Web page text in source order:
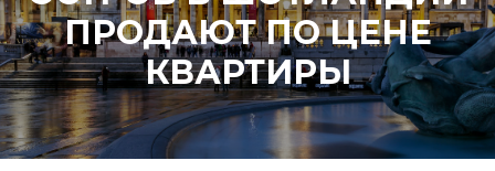
ПРОДАЮТ ПО ЦЕНЕ
КВАРТИРЫ